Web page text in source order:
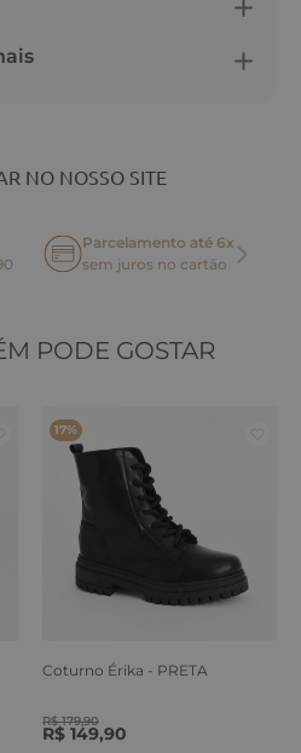
NO NOSSO SITE
Parcelamento até 6x
sem juros no cartão
PODE GOSTAR
17%
Coturno Érika - PRETA
R$ 179,90
R$ 149,90